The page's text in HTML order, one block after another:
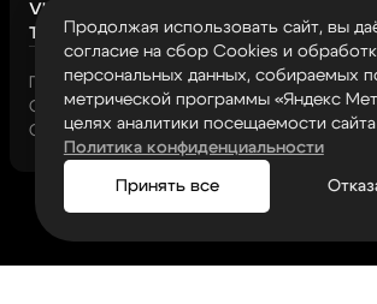
Продолжая использовать сайт, вы
согласие на сбор Cookies и
персональных данных, собираемых
метрической программы «Яндекс
целях аналитики посещаемости сайта
Политика конфиденциальности
Принять все
VK
Telegram
Политика конфиденциальности
Согласие на обработку персональных
СТ ИТ 2026